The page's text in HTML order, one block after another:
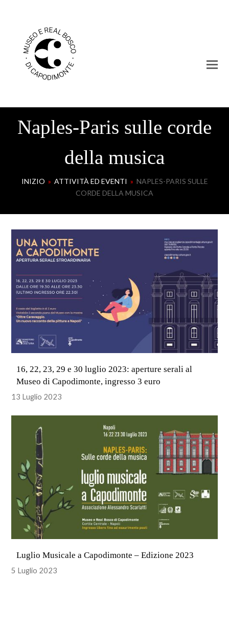
Naples-Paris sulle corde
della musica
INIZIO » ATTIVITÀ ED EVENTI » NAPLES-PARIS SULLE
CORDE DELLA MUSICA
16, 22, 23, 29 e 30 luglio 2023: aperture serali al
Museo di Capodimonte, ingresso 3 euro
13 Luglio 2023
Luglio Musicale a Capodimonte – Edizione 2023
5 Luglio 2023